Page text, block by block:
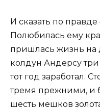
И сказать по
Полюбилась ему
пришлась жизнь на
колдун Андерсу
тот год заработал.
тремя прежними, и
шесть мешков